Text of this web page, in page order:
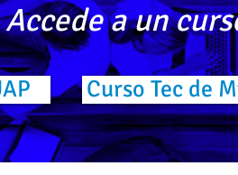
Accede a un
Curso Tec de